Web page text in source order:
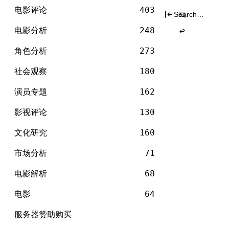
Skip
content
电影评论 403
电影分析 248
角色分析 273
社会观察 180
演员专题 162
影视评论 130
文化研究 160
市场分析 71
电影解析 68
电影 64
服务器赞助购买
Search
分类：